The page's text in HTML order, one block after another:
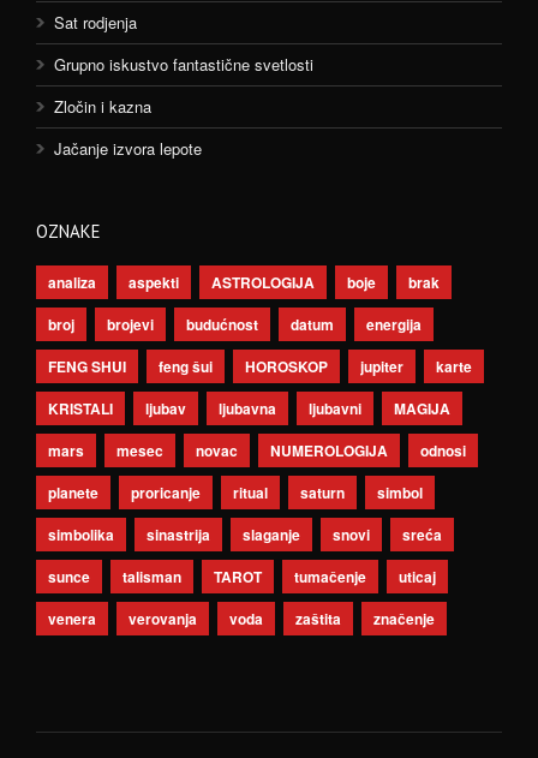
Sat rodjenja
Grupno iskustvo fantastične svetlosti
Zločin i kazna
Jačanje izvora lepote
OZNAKE
analiza aspekti ASTROLOGIJA boje
brak
broj
brojevi budućnost datum
energija
FENG SHUI
feng šui HOROSKOP jupiter
karte
KRISTALI
ljubav ljubavna ljubavni
MAGIJA
mars
mesec novac NUMEROLOGIJA
odnosi
planete
proricanje ritual saturn
simbol
simbolika
sinastrija slaganje snovi
sreća
sunce
talisman TAROT tumačenje
uticaj
venera
verovanja voda zaštita značenje